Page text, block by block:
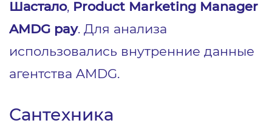
Шастало, Product Marketing Manager
AMDG pay. Для анализа
использовались внутренние данные
агентства AMDG.
Сантехника